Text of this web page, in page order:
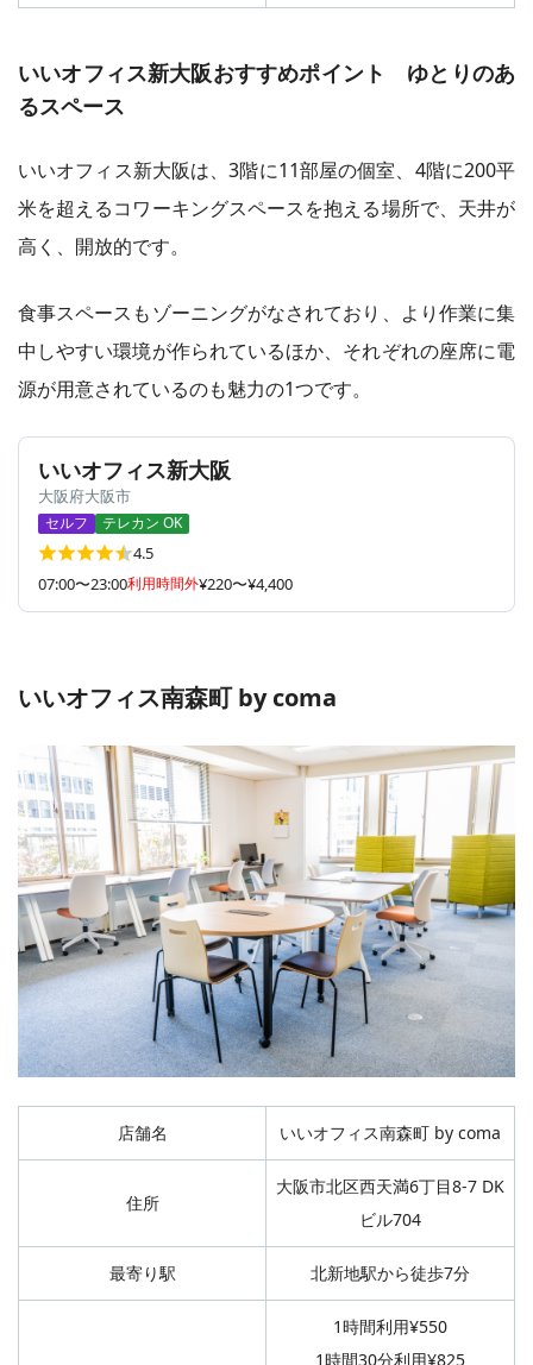
いいオフィス新大阪おすすめポイント ゆとりのあ
るスペース
いいオフィス新大阪は、3階に11部屋の個室、4階に200平
米を超えるコワーキングスペースを抱える場所で、天井が
高く、開放的です。
食事スペースもゾーニングがなされており、より作業に集
中しやすい環境が作られているほか、それぞれの座席に電
源が用意されているのも魅力の1つです。
いいオフィス新大阪
大阪府大阪市
セルフ テレカン OK
4.5
07:00〜23:00利用時間外¥220〜¥4,400
いいオフィス南森町 by coma
店舗名 いいオフィス南森町 by coma
住所
大阪市北区西天満6丁目8-7 DK
ビル704
最寄り駅 北新地駅から徒歩7分
1時間利用¥550
1時間30分利用¥825